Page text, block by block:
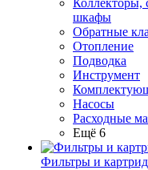
Коллекторы,
шкафы
Обратные
Отопление
Подводка
Инструмент
Насосы
Расходные
Ещё 6
Фильтры и